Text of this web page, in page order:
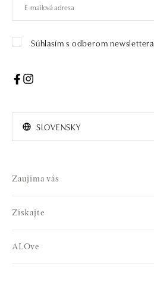
Súhlasím s odberom newslettera
SLOVENSKY
Zaujíma vás
Získajte
ALOve